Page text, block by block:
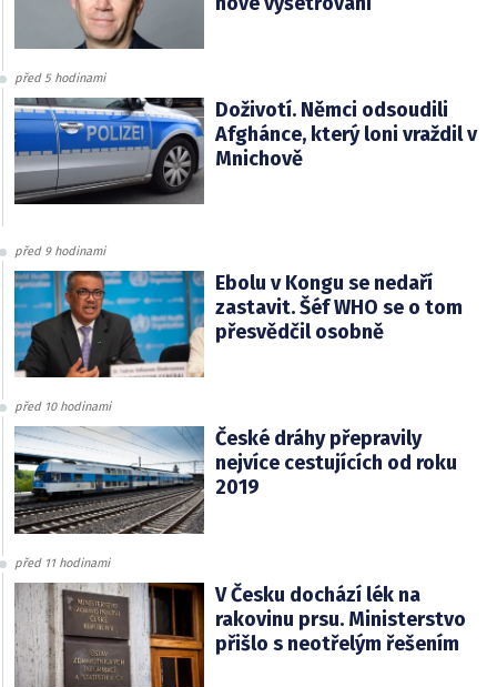
před 5 hodinami
Doživotí. Němci odsoudili
Afghánce, který loni vraždil v
Mnichově
před 9 hodinami
Ebolu v Kongu se nedaří
zastavit. Šéf WHO se o tom
přesvědčil osobně
před 10 hodinami
České dráhy přepravily
nejvíce cestujících od roku
2019
před 11 hodinami
V Česku dochází lék na
rakovinu prsu. Ministerstvo
přišlo s neotřelým řešením